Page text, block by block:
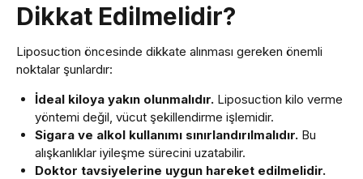
Dikkat Edilmelidir?
Liposuction öncesinde dikkate alınması gereken önemli
noktalar şunlardır:
İdeal kiloya yakın olunmalıdır.Liposuction kilo verme
yöntemi değil, vücut şekillendirme işlemidir.
Sigara ve alkol kullanımı sınırlandırılmalıdır.Bu
alışkanlıklar iyileşme sürecini uzatabilir.
Doktor tavsiyelerine uygun hareket edilmelidir.